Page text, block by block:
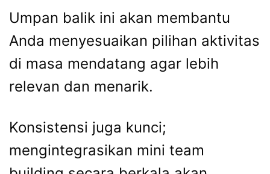
Umpan balik ini akan membantu
Anda menyesuaikan pilihan aktivitas
di masa mendatang agar lebih
relevan dan menarik.
Konsistensi juga kunci;
mengintegrasikan mini team